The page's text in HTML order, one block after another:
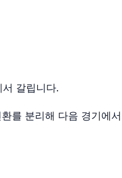
갈립니다.
를 분리해 다음 경기에